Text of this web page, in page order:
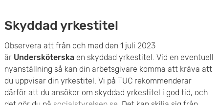
Skyddad yrkestitel
Observera att från och med den 1 juli 2023
är Undersköterska en skyddad yrkestitel. Vid en eventuell
nyanställning så kan din arbetsgivare komma att kräva att
du uppvisar din yrkestitel. Vi på TUC rekommenderar
därför att du ansöker om skyddad yrkestitel i god tid, och